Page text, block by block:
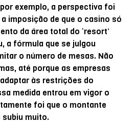
exemplo, a perspectiva foi
imposição de que o casino só
da área total do ‘resort’
a fórmula que se julgou
o número de mesas. Não
até porque as empresas
às restrições do
medida entrou em vigor o
foi que o montante
muito.